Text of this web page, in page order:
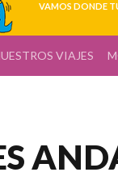
VAMOS DONDE
VIAJES